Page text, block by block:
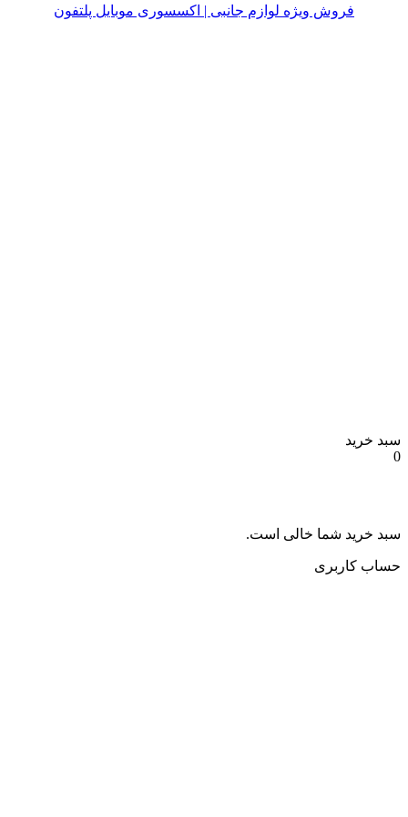
فروش ویژه لوازم جانبی | اکسسوری موبایل پلتفون
سبد خرید
0
سبد خرید شما خالی است.
حساب کاربری